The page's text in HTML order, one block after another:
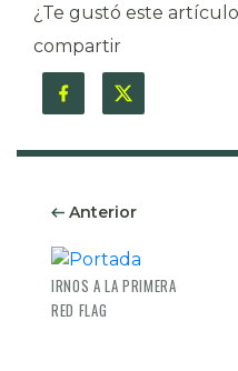
¿Te gustó este
compartir
Anterior
IRNOS A LA PRIMERA
RED FLAG